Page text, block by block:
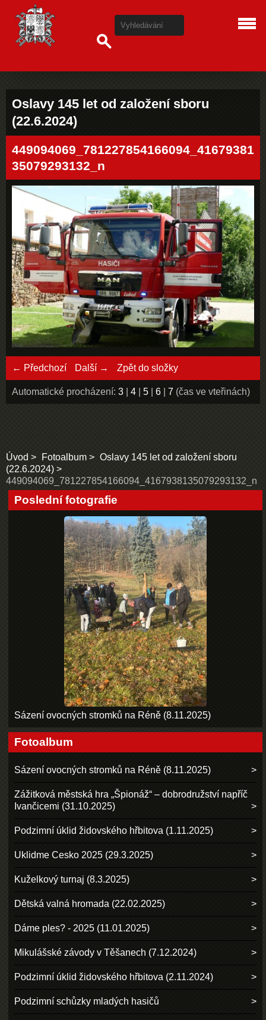
Oslavy 145 let od založení sboru
(22.6.2024)
449094069_781227854166094_41679381
35079293132_n
← Předchozí Další → Zpět do složky
Automatické procházení: 3 4 5 6 7 (čas ve vteřinách)
Úvod Fotoalbum
Oslavy 145 let od založení sboru
(22.6.2024)
449094069_781227854166094_4167938135079293132_n
Poslední fotografie
Sázení ovocných stromků na Réně (8.11.2025)
Fotoalbum
Sázení ovocných stromků na Réně (8.11.2025)
Zážitková městská hra „Špionáž“ – dobrodružství napříč
Ivančicemi (31.10.2025)
Podzimní úklid židovského hřbitova (1.11.2025)
Uklidme Cesko 2025 (29.3.2025)
Kuželkový turnaj (8.3.2025)
Dětská valná hromada (22.02.2025)
Dáme ples? - 2025 (11.01.2025)
Mikulášské závody v Těšanech (7.12.2024)
Podzimní úklid židovského hřbitova (2.11.2024)
Podzimní schůzky mladých hasičů